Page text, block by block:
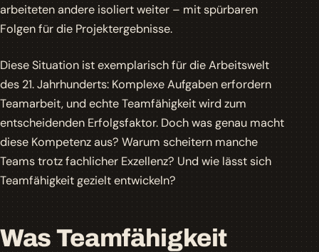
arbeiteten andere isoliert weiter – mit spürbaren
Folgen für die Projektergebnisse.
Diese Situation ist exemplarisch für die Arbeitswelt
des 21. Jahrhunderts: Komplexe Aufgaben erfordern
Teamarbeit, und echte Teamfähigkeit wird zum
entscheidenden Erfolgsfaktor. Doch was genau macht
diese Kompetenz aus? Warum scheitern manche
Teams trotz fachlicher Exzellenz? Und wie lässt sich
Teamfähigkeit gezielt entwickeln?
Was Teamfähigkeit